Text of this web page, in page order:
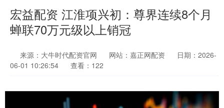
宏益配资 江淮项兴初：尊界连续8个月
蝉联70万元级以上销冠
来源：大牛时代配资官网 网站：嘉正网配资
日期：2026-
06-01 10:26:54
查看：122